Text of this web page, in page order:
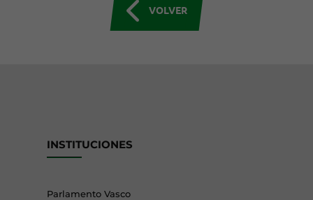
VOLVER
INSTITUCIONES
Parlamento Vasco